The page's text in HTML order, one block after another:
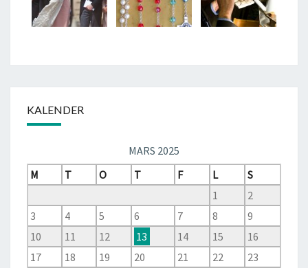
KALENDER
MARS 2025
M
T O T F L
S
1
2
3
4 5 6 7 8
9
10
11 12 13 14 15
16
17
18 19 20 21 22 23